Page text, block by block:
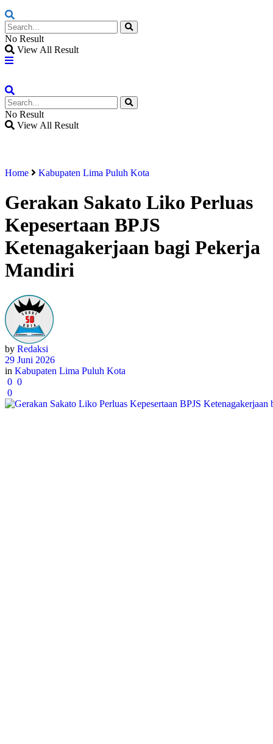
No Result
View All Result
No Result
View All Result
Home Kabupaten Lima Puluh Kota
Gerakan Sakato Liko Perluas
Kepesertaan BPJS
Ketenagakerjaan bagi Pekerja
Mandiri
by Redaksi
29 Juni 2026
in Kabupaten Lima Puluh Kota
0 0
0